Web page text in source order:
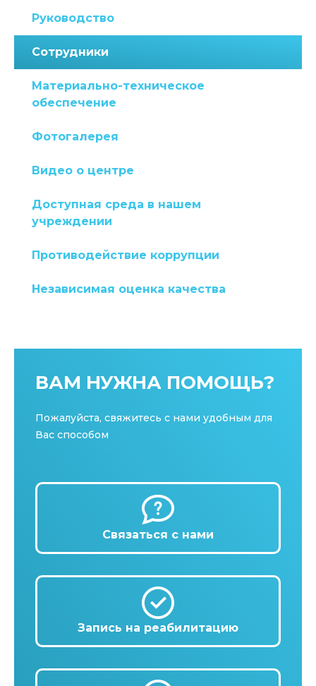
Руководство
Сотрудники
Материально-техническое
обеспечение
Фотогалерея
Видео о центре
Доступная среда в нашем
учреждении
Противодействие коррупции
Независимая оценка качества
ВАМ НУЖНА ПОМОЩЬ?
Пожалуйста, свяжитесь с нами удобным для
Вас способом
Связаться с нами
Запись на реабилитацию